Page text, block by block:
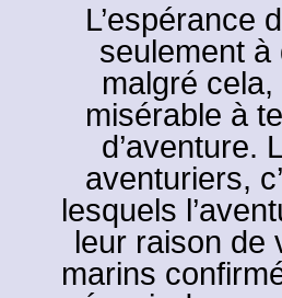
L’espérance
seulement
malgré cela,
misérable à
d’aventure.
aventuriers,
lesquels
leur raison de
marins